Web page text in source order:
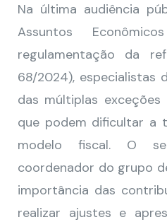
Na última audiência
Assuntos
regulamentação da
68/2024), especialistas
das múltiplas
que podem dificultar a
modelo fiscal. O
coordenador do grupo
importância das
realizar ajustes e